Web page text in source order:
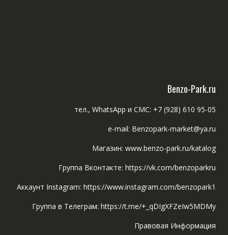
Benzo-Park.ru
тел., WhatsApp и СМС: +7 (928) 610 95-05
e-mail: Benzopark-market@ya.ru
Магазин: www.benzo-park.ru/katalog
Группа Вконтакте: https://vk.com/benzoparkru
Аккаунт Instagram: https://www.instagram.com/benzopark1
Группа в Телеграм: https://t.me/+_qDIgXFZeIw5MDMy
Правовая Информация